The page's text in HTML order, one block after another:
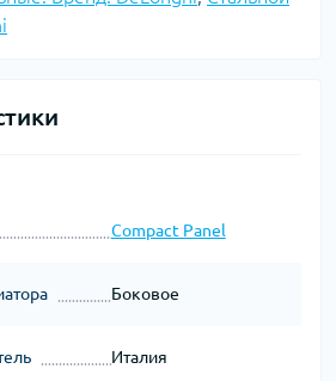
Compact Panel
Боковое
Италия